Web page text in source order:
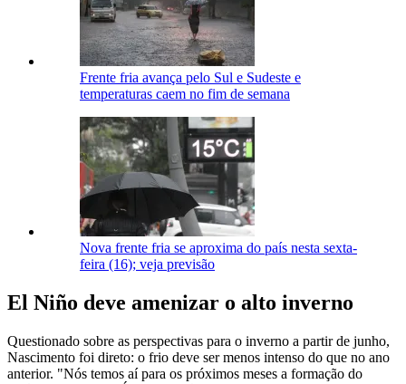
Frente fria avança pelo Sul e Sudeste e
temperaturas caem no fim de semana
Nova frente fria se aproxima do país nesta sexta-
feira (16); veja previsão
El Niño deve amenizar o alto inverno
Questionado sobre as perspectivas para o inverno a partir de junho,
Nascimento foi direto: o frio deve ser menos intenso do que no ano
anterior. "Nós temos aí para os próximos meses a formação do